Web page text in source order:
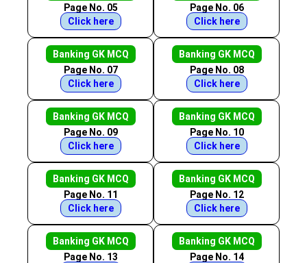
Page No. 05
Click here
Page No. 06
Click here
Banking GK MCQ
Page No. 07
Click here
Banking GK MCQ
Page No. 08
Click here
Banking GK MCQ
Page No. 09
Click here
Banking GK MCQ
Page No. 10
Click here
Banking GK MCQ
Page No. 11
Click here
Banking GK MCQ
Page No. 12
Click here
Banking GK MCQ
Page No. 13
Banking GK MCQ
Page No. 14